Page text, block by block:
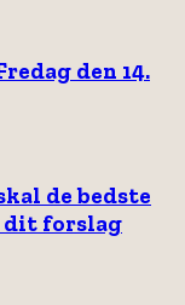
den 14.
de bedste
dit forslag